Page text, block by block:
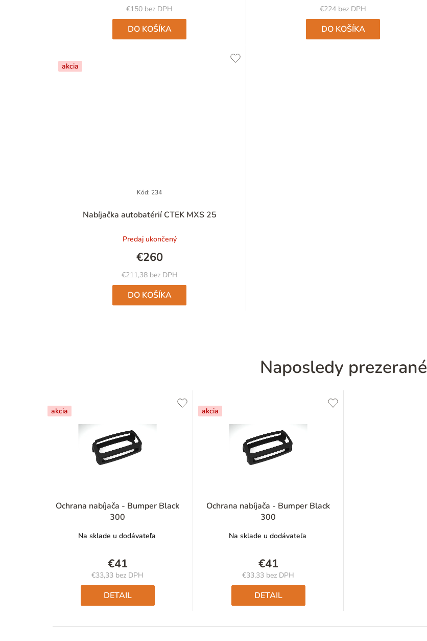
€150 bez DPH
DO KOŠÍKA
€224 bez DPH
DO KOŠÍKA
akcia
Nabíjačka autobatérií CTEK MXS 25
Predaj ukončený
€211,38 bez DPH
€260
DO KOŠÍKA
Kód: 234
Naposledy prezerané
akcia
Ochrana nabíjača - Bumper Black
300
Na sklade u dodávateľa
€41
€33,33 bez DPH
Jednotková
cena:
DETAIL
akcia
Ochrana nabíjača - Bumper Black
300
Na sklade u dodávateľa
€41
€33,33 bez DPH
Jednotková
cena:
DETAIL